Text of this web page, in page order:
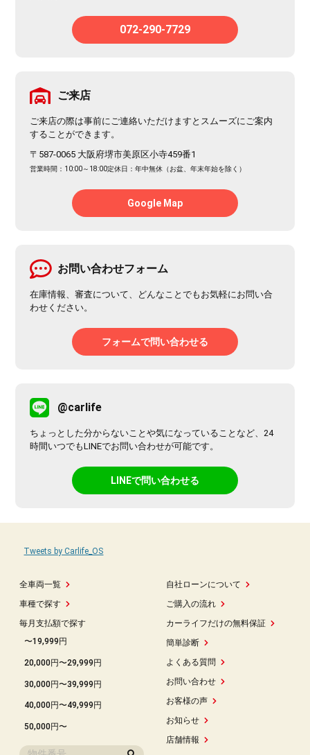
072-290-7729
ご来店
ご来店の際は事前にご連絡いただけますとスムーズにご案内
することができます。
〒587-0065 大阪府堺市美原区小寺459番1
営業時間：10:00～18:00定休日：年中無休（お盆、年末年始を除く）
Google Map
お問い合わせフォーム
在庫情報、審査について、どんなことでもお気軽にお問い合
わせください。
フォームで問い合わせる
@carlife
ちょっとした分からないことや気になっていることなど、24
時間いつでもLINEでお問い合わせが可能です。
LINEで問い合わせる
全車両一覧
車種で探す
毎月支払額で探す
〜19,999円
20,000円〜29,999円
30,000円〜39,999円
40,000円〜49,999円
50,000円〜
自社ローンについて
ご購入の流れ
カーライフだけの無料保証
簡単診断
よくある質問
お問い合わせ
お客様の声
お知らせ
店舗情報
Tweets by Carlife_OS